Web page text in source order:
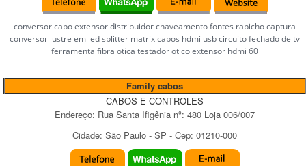
conversor cabo extensor distribuidor chaveamento fontes rabicho captura
conversor lustre em led splitter matrix cabos hdmi usb circuito fechado de tv
ferramenta fibra otica testador otico extensor hdmi 60
Family cabos
CABOS E CONTROLES
Endereço: Rua Santa Ifigênia nº: 480 Loja 006/007
Cidade: São Paulo - SP - Cep: 01210-000